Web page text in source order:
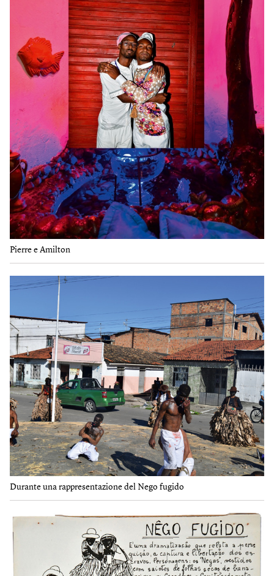
Pierre e Amilton
Durante una rappresentazione del Nego fugido